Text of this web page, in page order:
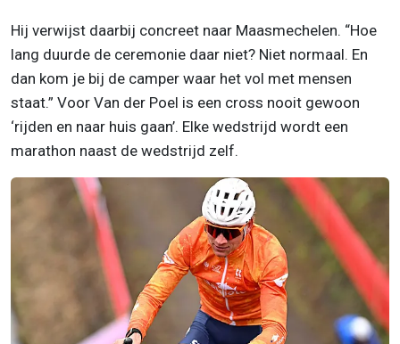
Hij verwijst daarbij concreet naar Maasmechelen. “Hoe
lang duurde de ceremonie daar niet? Niet normaal. En
dan kom je bij de camper waar het vol met mensen
staat.” Voor Van der Poel is een cross nooit gewoon
‘rijden en naar huis gaan’. Elke wedstrijd wordt een
marathon naast de wedstrijd zelf.